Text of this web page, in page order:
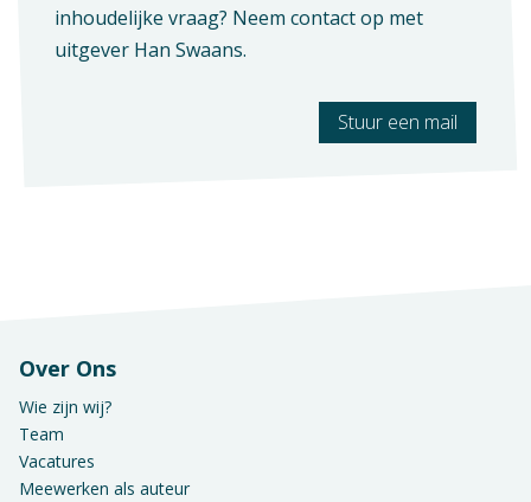
inhoudelijke vraag? Neem contact op met
uitgever Han Swaans.
Stuur een mail
Over Ons
Wie zijn wij?
Team
Vacatures
Meewerken als auteur